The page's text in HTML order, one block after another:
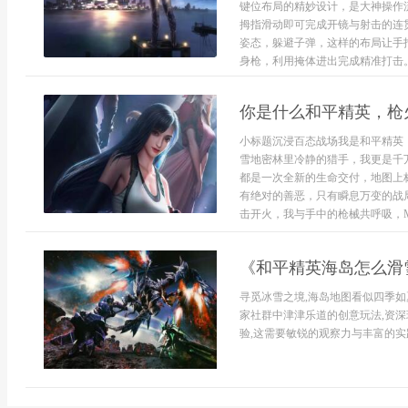
键位布局的精妙设计，是大神操
拇指滑动即可完成开镜与射击的
姿态，躲避子弹，这样的布局让
身枪，利用掩体进出完成精准打击
你是什么和平精英，
小标题沉浸百态战场我是和平精
雪地密林里冷静的猎手，我更是
都是一次全新的生命交付，地图
有绝对的善恶，只有瞬息万变的
击开火，我与手中的枪械共呼吸，
《和平精英海岛怎么
寻觅冰雪之境,海岛地图看似四季
家社群中津津乐道的创意玩法,资
验,这需要敏锐的观察力与丰富的